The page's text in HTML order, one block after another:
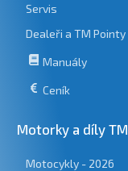
Servis
Dealeři a TM Pointy
Manuály
Ceník
Motorky a díly TM
Motocykly - 2026